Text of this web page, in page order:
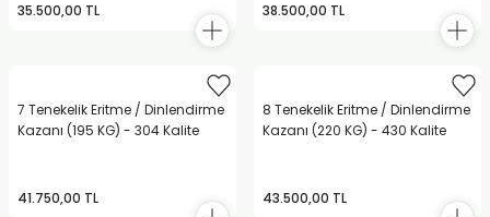
35.500,00 TL 38.500,00 TL
7 Tenekelik Eritme / Dinlendirme
Kazanı (195 KG) - 304 Kalite
41.750,00 TL
8 Tenekelik Eritme / Dinlendirme
Kazanı (220 KG) - 430 Kalite
43.500,00 TL